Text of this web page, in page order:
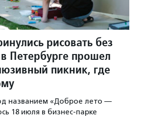
рисовать без
Петербурге прошел
пикник, где
названием «Доброе лето —
18 июля в бизнес-парке